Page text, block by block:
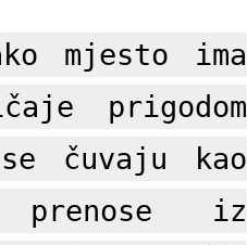
mjesto ima
prigodom
čuvaju kao
iz